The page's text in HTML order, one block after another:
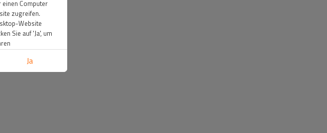
einen Computer
zugreifen.
Website
Sie auf 'Ja', um
Ja